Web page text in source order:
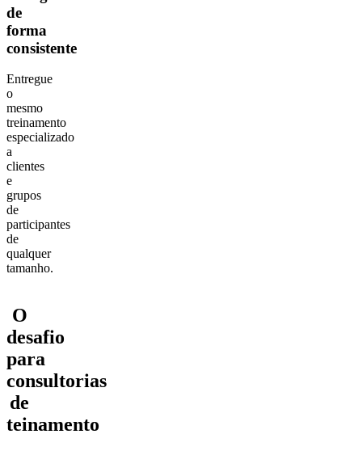
de
forma
consistente
Entregue
o
mesmo
treinamento
especializado
a
clientes
e
grupos
de
participantes
de
qualquer
tamanho.
O
desafio
para
consultorias
de
teinamento